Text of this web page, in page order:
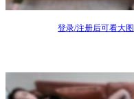
登录/注册后可看大图